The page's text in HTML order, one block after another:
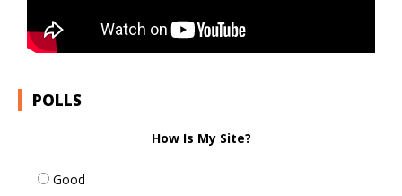
POLLS
How Is My Site?
Good